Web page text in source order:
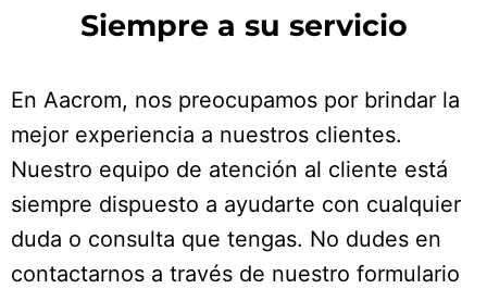
M
Siempre a su servicio
En Aacrom, nos preocupamos por brindar la
mejor experiencia a nuestros clientes.
Nuestro equipo de atención al cliente está
siempre dispuesto a ayudarte con cualquier
duda o consulta que tengas. No dudes en
contactarnos a través de nuestro formulario